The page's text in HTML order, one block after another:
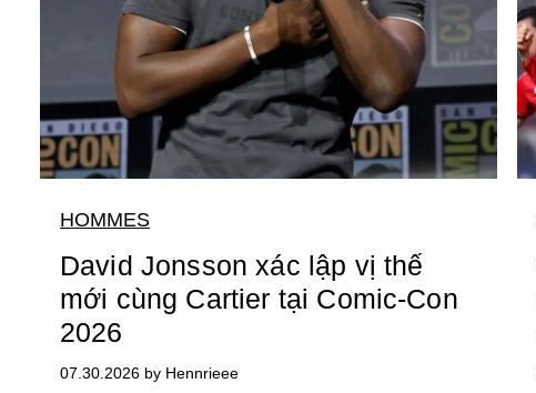
HOMMES
David Jonsson xác lập vị thế
mới cùng Cartier tại Comic-Con
2026
07.30.2026 by Hennrieee